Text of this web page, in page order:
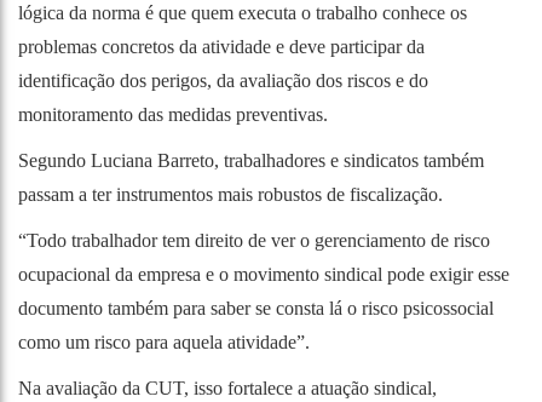
lógica da norma é que quem executa o trabalho conhece os
problemas concretos da atividade e deve participar da
identificação dos perigos, da avaliação dos riscos e do
monitoramento das medidas preventivas.
Segundo Luciana Barreto, trabalhadores e sindicatos também
passam a ter instrumentos mais robustos de fiscalização.
“Todo trabalhador tem direito de ver o gerenciamento de risco
ocupacional da empresa e o movimento sindical pode exigir esse
documento também para saber se consta lá o risco psicossocial
como um risco para aquela atividade”.
Na avaliação da CUT, isso fortalece a atuação sindical,